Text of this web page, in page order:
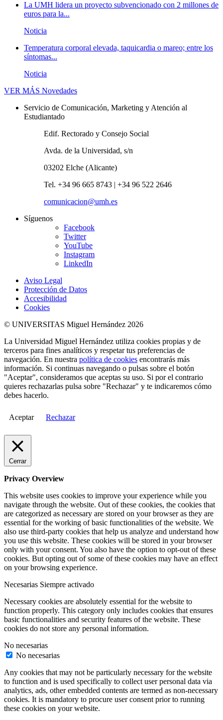
La UMH lidera un proyecto subvencionado con 2 millones de
euros para la...
Noticia
Temperatura corporal elevada, taquicardia o mareo; entre los
síntomas...
Noticia
VER MÁS Novedades
Servicio de Comunicación, Marketing y Atención al
Estudiantado
Edif. Rectorado y Consejo Social
Avda. de la Universidad, s/n
03202 Elche (Alicante)
Tel. +34 96 665 8743 | +34 96 522 2646
comunicacion@umh.es
Síguenos
Facebook
Twitter
YouTube
Instagram
LinkedIn
Aviso Legal
Protección de Datos
Accesibilidad
Cookies
© UNIVERSITAS Miguel Hernández 2026
La Universidad Miguel Hernández utiliza cookies propias y de
terceros para fines analíticos y respetar tus preferencias de
navegación. En nuestra política de cookies encontrarás más
información. Si continuas navegando o pulsas sobre el botón
"Aceptar", consideramos que aceptas su uso. Si por el contrario
quieres rechazarlas pulsa sobre "Rechazar" y te indicaremos cómo
debes hacerlo.
Aceptar Rechazar
Cerrar
Privacy Overview
This website uses cookies to improve your experience while you
navigate through the website. Out of these cookies, the cookies that
are categorized as necessary are stored on your browser as they are
essential for the working of basic functionalities of the website. We
also use third-party cookies that help us analyze and understand how
you use this website. These cookies will be stored in your browser
only with your consent. You also have the option to opt-out of these
cookies. But opting out of some of these cookies may have an effect
on your browsing experience.
Necesarias Siempre activado
Necessary cookies are absolutely essential for the website to
function properly. This category only includes cookies that ensures
basic functionalities and security features of the website. These
cookies do not store any personal information.
No necesarias
No necesarias
Any cookies that may not be particularly necessary for the website
to function and is used specifically to collect user personal data via
analytics, ads, other embedded contents are termed as non-necessary
cookies. It is mandatory to procure user consent prior to running
these cookies on your website.